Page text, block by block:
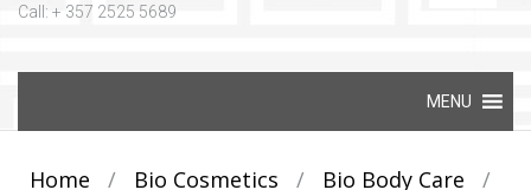
Call: + 357 2525 5689
MENU
Home / Bio Cosmetics / Bio Body Care
/